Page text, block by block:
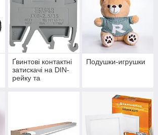
Ґвинтові контактні
затискачі на DIN-
рейку та
Подушки-игрушки